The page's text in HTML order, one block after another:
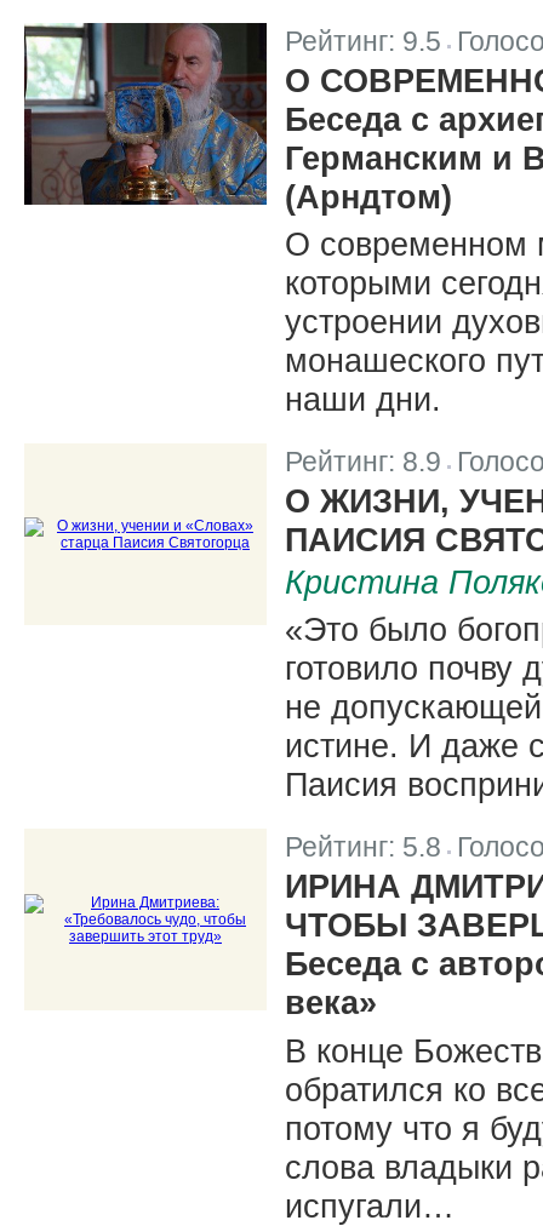
Рейтинг: 9.5
О
Беседа с
Германским и
(Арндтом)
О современном
которыми
устроении
монашеского
наши дни.
Рейтинг: 8.9
О ЖИЗНИ,
ПАИСИЯ
Кристина
«Это было
готовило почву
не
истине. И даже
Паисия
Рейтинг: 5.8
ИРИНА
ЧТОБЫ
Беседа с
века»
В конце
обратился ко
потому что я
слова владыки
испугали…